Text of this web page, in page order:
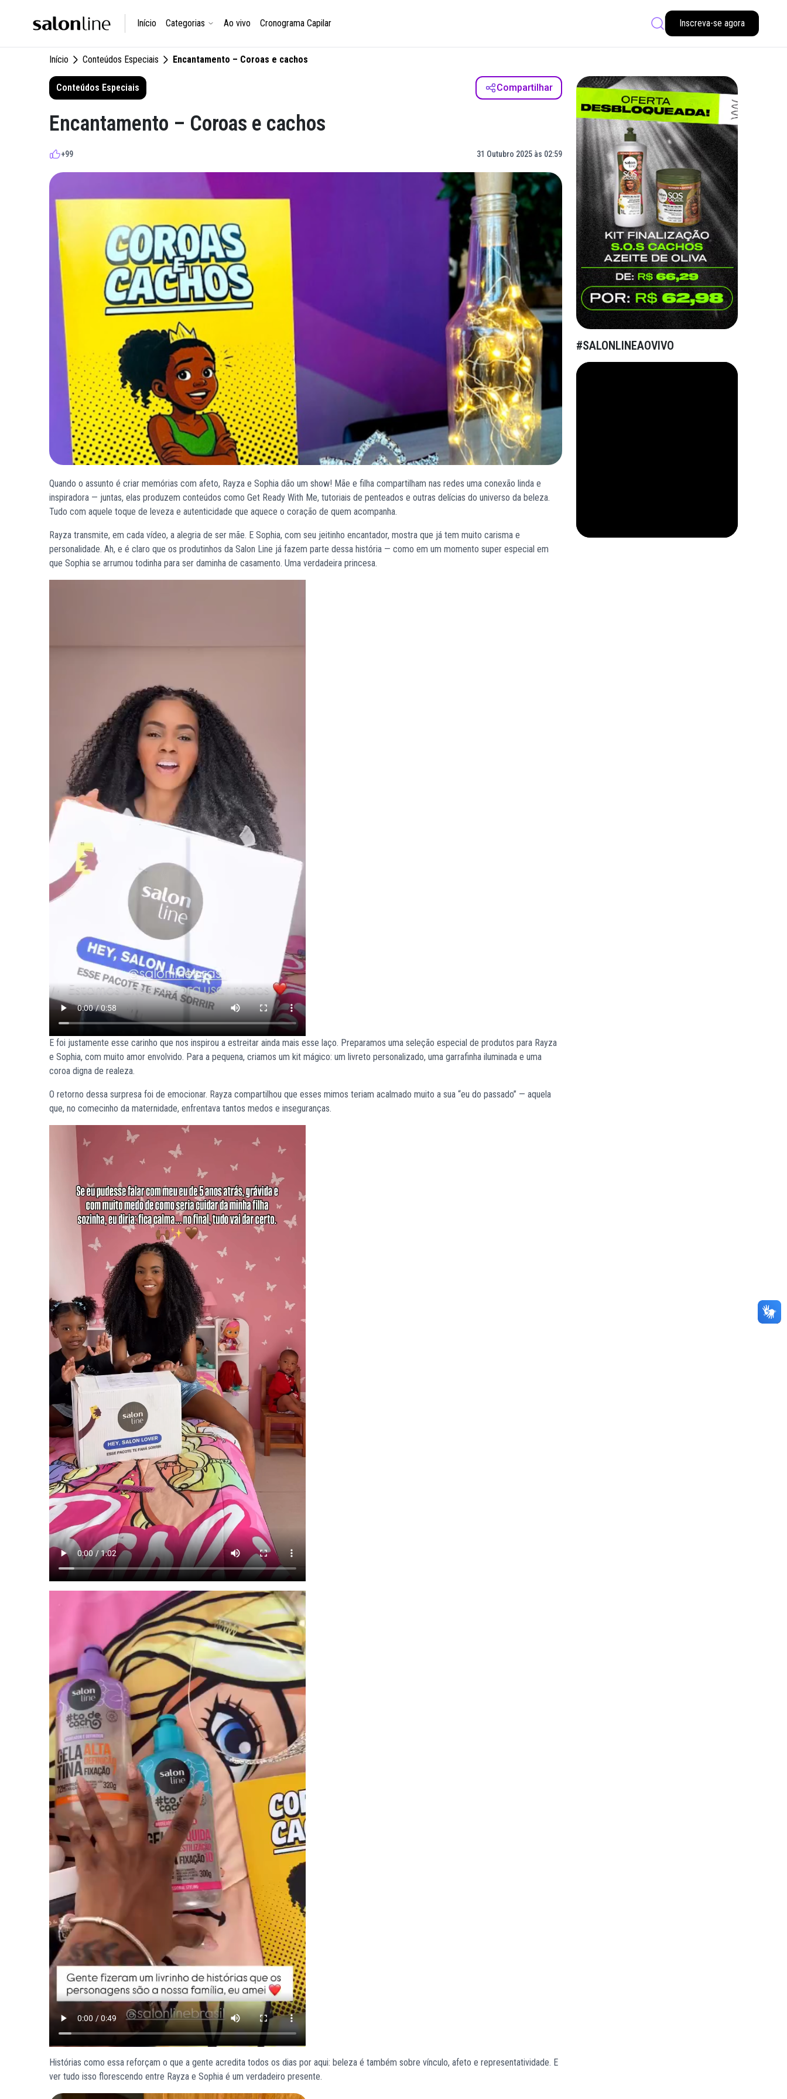
Início Categorias Ao vivo Cronograma Capilar Inscreva-se agora
Início Conteúdos Especiais Encantamento – Coroas e cachos
Conteúdos Especiais Compartilhar
Encantamento – Coroas e cachos
+99 31 Outubro 2025 às 02:59
Quando o assunto é criar memórias com afeto, Rayza e Sophia dão um show! Mãe e filha compartilham nas redes uma conexão linda e
inspiradora — juntas, elas produzem conteúdos como Get Ready With Me, tutoriais de penteados e outras delícias do universo da beleza.
Tudo com aquele toque de leveza e autenticidade que aquece o coração de quem acompanha.
Rayza transmite, em cada vídeo, a alegria de ser mãe. E Sophia, com seu jeitinho encantador, mostra que já tem muito carisma e
personalidade. Ah, e é claro que os produtinhos da Salon Line já fazem parte dessa história — como em um momento super especial em
que Sophia se arrumou todinha para ser daminha de casamento. Uma verdadeira princesa.
E foi justamente esse carinho que nos inspirou a estreitar ainda mais esse laço. Preparamos uma seleção especial de produtos para Rayza
e Sophia, com muito amor envolvido. Para a pequena, criamos um kit mágico: um livreto personalizado, uma garrafinha iluminada e uma
coroa digna de realeza.
O retorno dessa surpresa foi de emocionar. Rayza compartilhou que esses mimos teriam acalmado muito a sua “eu do passado” — aquela
que, no comecinho da maternidade, enfrentava tantos medos e inseguranças.
Histórias como essa reforçam o que a gente acredita todos os dias por aqui: beleza é também sobre vínculo, afeto e representatividade. E
ver tudo isso florescendo entre Rayza e Sophia é um verdadeiro presente.
#SALONLINEAOVIVO